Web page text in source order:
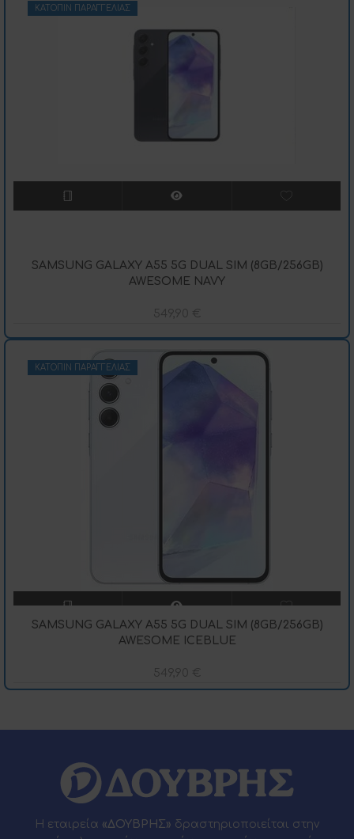
ΚΑΤΌΠΙΝ ΠΑΡΑΓΓΕΛΊΑΣ
SAMSUNG GALAXY A55 5G DUAL SIM (8GB/256GB)
AWESOME NAVY
549,90 €
ΚΑΤΌΠΙΝ ΠΑΡΑΓΓΕΛΊΑΣ
SAMSUNG GALAXY A55 5G DUAL SIM (8GB/256GB)
AWESOME ICEBLUE
549,90 €
Η εταιρεία «ΔΟΥΒΡΗΣ» δραστηριοποιείται στην